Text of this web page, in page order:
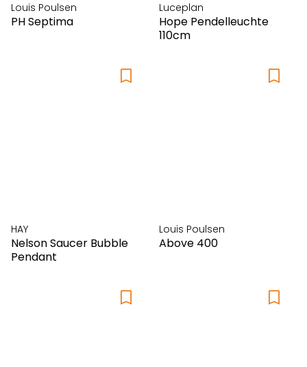
Louis Poulsen
PH Septima
Luceplan
Hope Pendelleuchte
110cm
HAY
Nelson Saucer Bubble
Pendant
Louis Poulsen
Above 400